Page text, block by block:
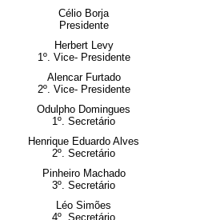
Célio Borja
Presidente
Herbert Levy
1º. Vice- Presidente
Alencar Furtado
2º. Vice- Presidente
Odulpho Domingues
1º. Secretário
Henrique Eduardo Alves
2º. Secretário
Pinheiro Machado
3º. Secretário
Léo Simões
4º. Secretário